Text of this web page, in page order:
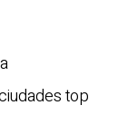
top